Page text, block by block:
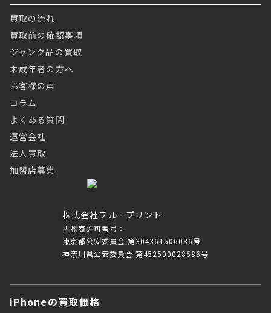
株式会社ブループリント
古物商許可番号：
東京都公安委員会 第304361506036号
神奈川県公安委員会 第452500028586号
買取の流れ
買取前の確認事項
ジャンク品の買取
未成年者の方へ
お客様の声
コラム
よくある質問
運営会社
法人買取
加盟店募集
iPhoneの買取価格